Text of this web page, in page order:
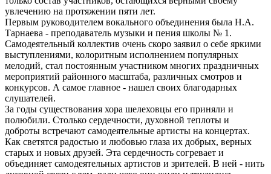
увлечению на протяжении пяти лет.
Первым руководителем вокального объединения была Н.А.
Тарнаева - преподаватель музыки и пения школы № 1.
Самодеятельный коллектив очень скоро заявил о себе яркими
выступлениями, колоритным исполнением популярных
мелодий, стал постоянным участником многих праздничных
мероприятий районного масштаба, различных смотров и
конкурсов. А самое главное - нашел своих благодарных
слушателей.
За годы существования хора шелеховцы его приняли и
полюбили. Столько сердечности, духовной теплоты и
доброты встречают самодеятельные артисты на концертах.
Как светятся радостью и любовью глаза их добрых, верных
старых и новых друзей. Эта сердечность согревает и
объединяет самодеятельных артистов и зрителей. В ней - нить